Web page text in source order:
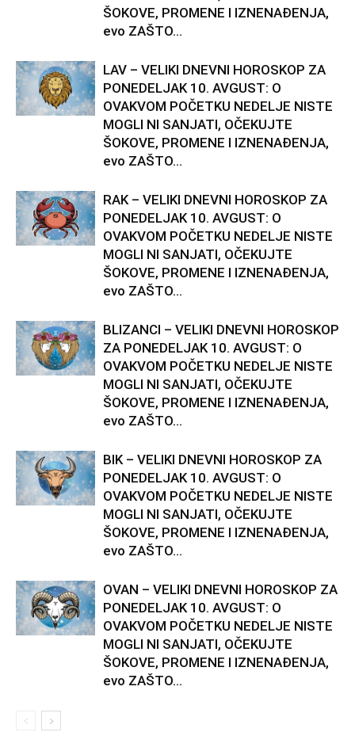
ŠOKOVE, PROMENE I IZNENAĐENJA,
evo ZAŠTO...
LAV – VELIKI DNEVNI HOROSKOP ZA
PONEDELJAK 10. AVGUST: O
OVAKVOM POČETKU NEDELJE NISTE
MOGLI NI SANJATI, OČEKUJTE
ŠOKOVE, PROMENE I IZNENAĐENJA,
evo ZAŠTO...
RAK – VELIKI DNEVNI HOROSKOP ZA
PONEDELJAK 10. AVGUST: O
OVAKVOM POČETKU NEDELJE NISTE
MOGLI NI SANJATI, OČEKUJTE
ŠOKOVE, PROMENE I IZNENAĐENJA,
evo ZAŠTO...
BLIZANCI – VELIKI DNEVNI HOROSKOP
ZA PONEDELJAK 10. AVGUST: O
OVAKVOM POČETKU NEDELJE NISTE
MOGLI NI SANJATI, OČEKUJTE
ŠOKOVE, PROMENE I IZNENAĐENJA,
evo ZAŠTO...
BIK – VELIKI DNEVNI HOROSKOP ZA
PONEDELJAK 10. AVGUST: O
OVAKVOM POČETKU NEDELJE NISTE
MOGLI NI SANJATI, OČEKUJTE
ŠOKOVE, PROMENE I IZNENAĐENJA,
evo ZAŠTO...
OVAN – VELIKI DNEVNI HOROSKOP ZA
PONEDELJAK 10. AVGUST: O
OVAKVOM POČETKU NEDELJE NISTE
MOGLI NI SANJATI, OČEKUJTE
ŠOKOVE, PROMENE I IZNENAĐENJA,
evo ZAŠTO...